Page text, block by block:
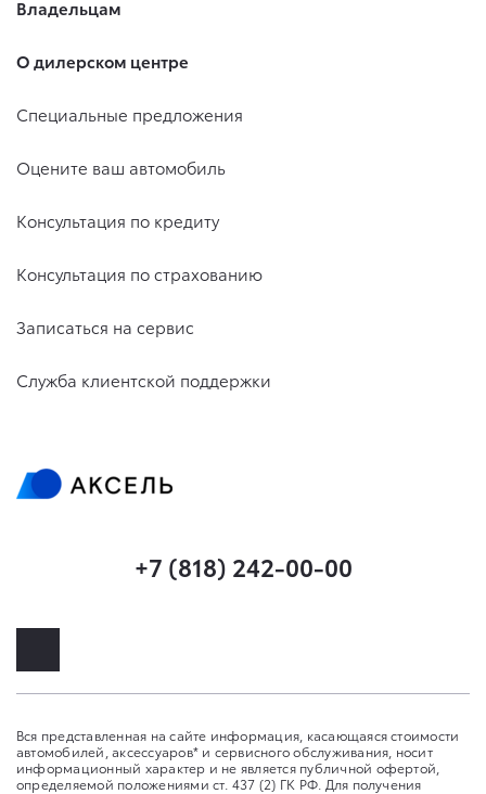
Владельцам
О дилерском центре
Специальные предложения
Оцените ваш автомобиль
Консультация по кредиту
Консультация по страхованию
Записаться на сервис
Служба клиентской поддержки
+7 (818) 242-00-00
Вся представленная на сайте информация, касающаяся стоимости
автомобилей, аксессуаров* и сервисного обслуживания, носит
информационный характер и не является публичной офертой,
определяемой положениями ст. 437 (2) ГК РФ. Для получения